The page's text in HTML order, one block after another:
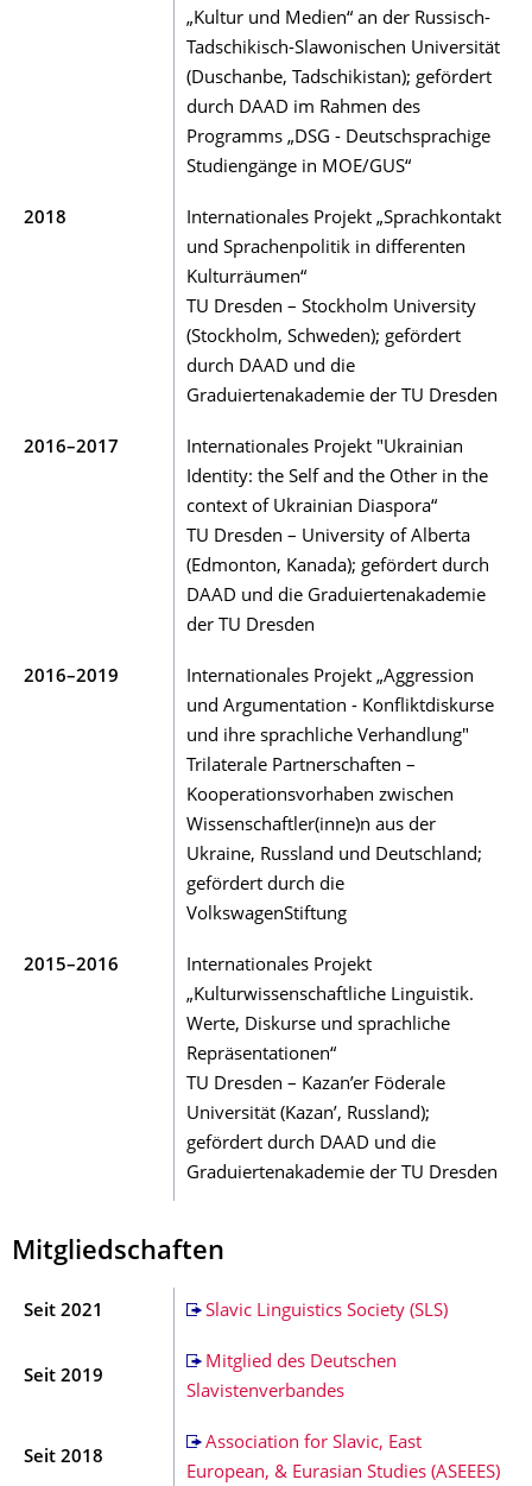
„Kultur und Medien“ an der Russisch-
Tadschikisch-Slawonischen Universität
(Duschanbe, Tadschikistan); gefördert
durch DAAD im Rahmen des
Programms „DSG - Deutschsprachige
Studiengänge in MOE/GUS“
2018
Internationales Projekt „Sprachkontakt
und Sprachenpolitik in differenten
Kulturräumen“
TU Dresden – Stockholm University
(Stockholm, Schweden); gefördert
durch DAAD und die
Graduiertenakademie der TU Dresden
2016–2017
Internationales Projekt "Ukrainian
Identity: the Self and the Other in the
context of Ukrainian Diaspora“
TU Dresden – University of Alberta
(Edmonton, Kanada); gefördert durch
DAAD und die Graduiertenakademie
der TU Dresden
2016–2019
Internationales Projekt „Aggression
und Argumentation - Konfliktdiskurse
und ihre sprachliche Verhandlung"
Trilaterale Partnerschaften –
Kooperationsvorhaben zwischen
Wissenschaftler(inne)n aus der
Ukraine, Russland und Deutschland;
gefördert durch die
VolkswagenStiftung
2015–2016
Internationales Projekt
„Kulturwissenschaft­liche Linguistik.
Werte, Diskurse und sprachliche
Repräsentationen“
TU Dresden – Kazan’er Föderale
Universität (Kazan’, Russland);
gefördert durch DAAD und die
Graduiertenakademie der TU Dresden
Mitgliedschaften
Seit 2021 Slavic Linguistics Society (SLS)
Seit 2019
Mitglied des Deutschen
Slavistenverbandes
Seit 2018
Association for Slavic, East
European, & Eurasian Studies (ASEEES)